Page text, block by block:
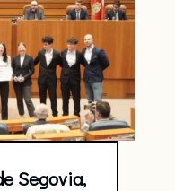
Segovia,